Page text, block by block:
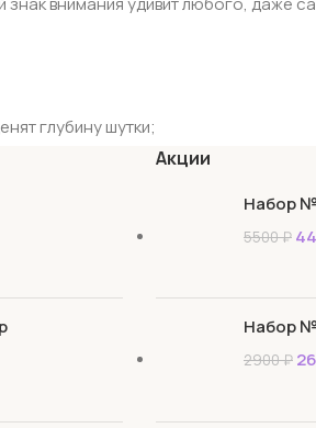
глубину шутки;
а взять с собой нечего;
уже поздно, а украшений в
или целую связку шаров,
Акции
Набор
5500₽
Набор
2900₽